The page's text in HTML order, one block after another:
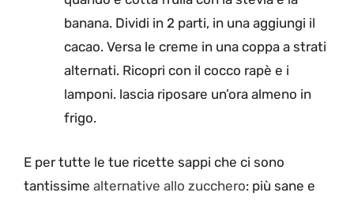
banana. Dividi in 2 parti, in una aggiungi il
cacao. Versa le creme in una coppa a strati
alternati. Ricopri con il cocco rapè e i
lamponi. lascia riposare un’ora almeno in
frigo.
E per tutte le tue ricette sappi che ci sono
tantissime alternative allo zucchero: più sane e